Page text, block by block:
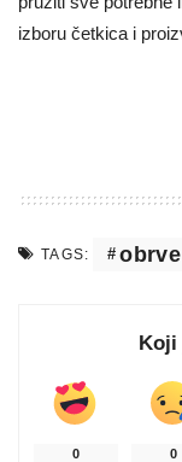
izboru četkica i
TAGS: obrve
Koji
0 0